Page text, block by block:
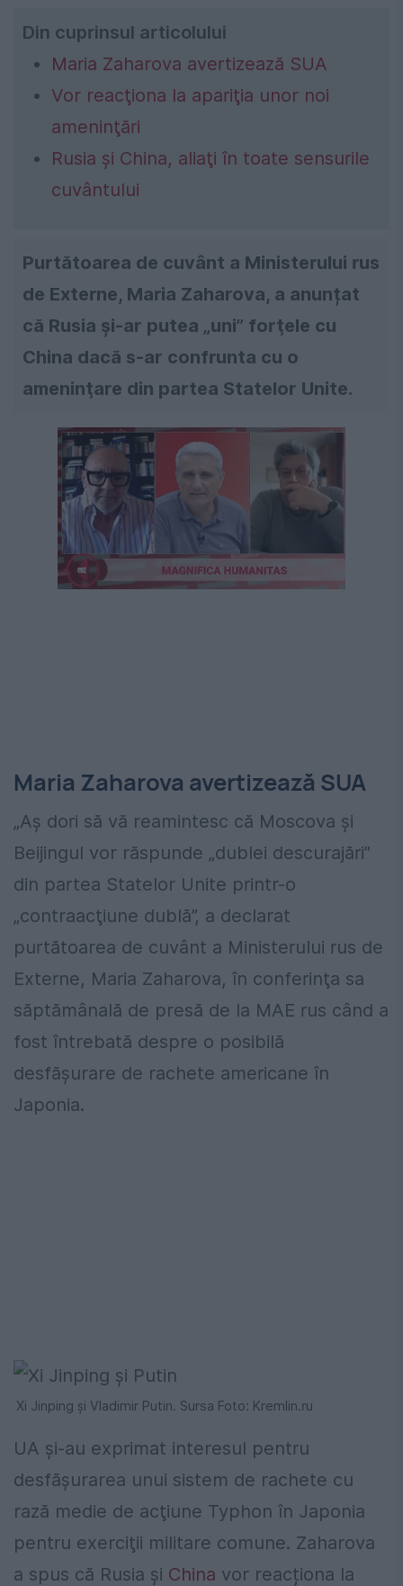
Din cuprinsul articolului
Maria Zaharova avertizează SUA
Vor reacţiona la apariţia unor noi
ameninţări
Rusia şi China, aliaţi în toate sensurile
cuvântului
Purtătoarea de cuvânt a Ministerului rus
de Externe, Maria Zaharova, a anunțat
că Rusia şi-ar putea „uni” forţele cu
China dacă s-ar confrunta cu o
ameninţare din partea Statelor Unite.
Următorul videoclip în 4 Anulează
Maria Zaharova avertizează SUA
„Aş dori să vă reamintesc că Moscova şi
Beijingul vor răspunde „dublei descurajări”
din partea Statelor Unite printr-o
„contraacţiune dublă”, a declarat
purtătoarea de cuvânt a Ministerului rus de
Externe, Maria Zaharova, în conferinţa sa
săptămânală de presă de la MAE rus când a
fost întrebată despre o posibilă
desfăşurare de rachete americane în
Japonia.
Xi Jinping și Vladimir Putin. Sursa Foto: Kremlin.ru
UA şi-au exprimat interesul pentru
desfăşurarea unui sistem de rachete cu
rază medie de acţiune Typhon în Japonia
pentru exerciţii militare comune. Zaharova
a spus că Rusia și China vor reacționa la